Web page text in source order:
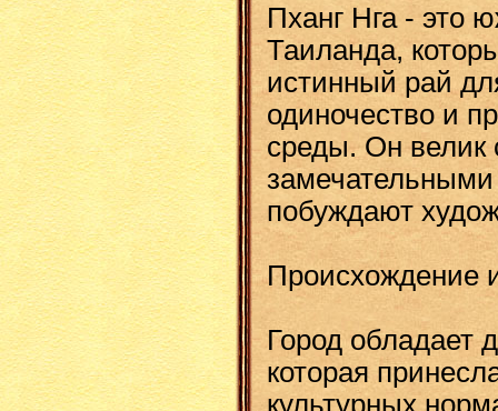
Пханг Нга - это
Таиланда,
истинный рай
одиночество и
среды. Он велик
побуждают
Происхождение
Город обладает
которая
культурных